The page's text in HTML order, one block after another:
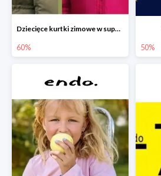
Dziecięce kurtki zimowe w super cenach!
60% 50%